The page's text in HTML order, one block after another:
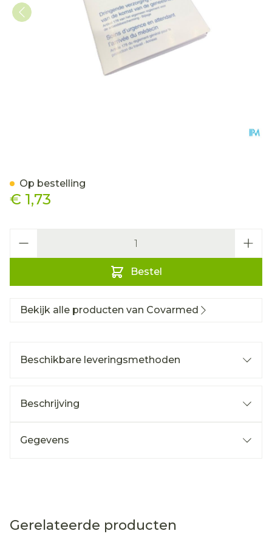
€ 1,73
Bestel
Op bestelling
Bekijk alle producten van Covarmed
Beschikbare leveringsmethoden
Beschrijving
Gegevens
Gerelateerde producten